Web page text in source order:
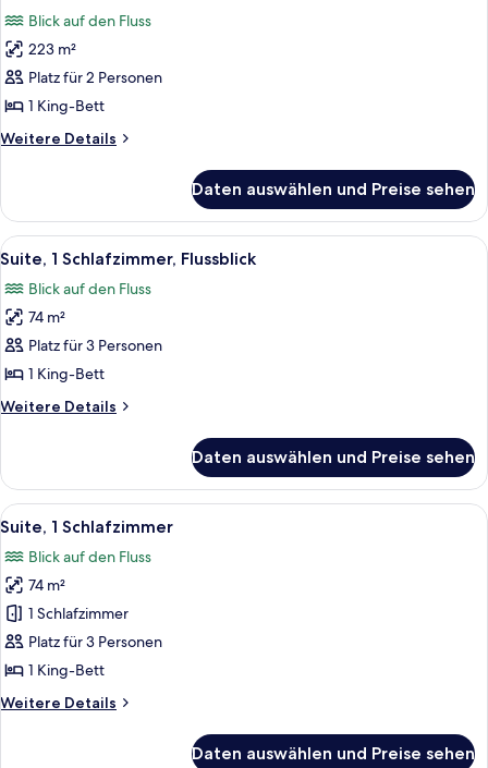
für
Presidential-
Suite
anzeigen
Blick auf den Fluss
223 m²
Platz für 2 Personen
1 King-Bett
Weitere Details
Weitere
Suite
Daten auswählen und Preise sehen
Alle
Fotos
für
Suite,
1
Schlafzimmer,
Flussblick
anzeigen
Ein Hotelzimmer mit großem
5
Suite, 1 Schlafzimmer, Flussblick
Blick auf den Fluss
74 m²
Platz für 3 Personen
1 King-Bett
Weitere Details
Weitere
1
Schlafzimmer,
Flussblick
Daten auswählen und Preise sehen
Alle
Fotos
für
Suite,
Schlafzimmer
anzeigen
Ein Hotelzimmer mit einer Couch,
5
Suite, 1 Schlafzimmer
Blick auf den Fluss
74 m²
1 Schlafzimmer
Platz für 3 Personen
1 King-Bett
Weitere Details
Weitere
Daten auswählen und Preise sehen